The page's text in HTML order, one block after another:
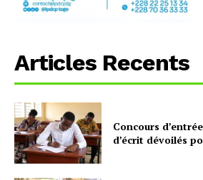
Articles Recents
Concours
d’écrit dévoilés